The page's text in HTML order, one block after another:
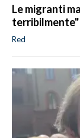
Le migranti
terribilmente"
Red